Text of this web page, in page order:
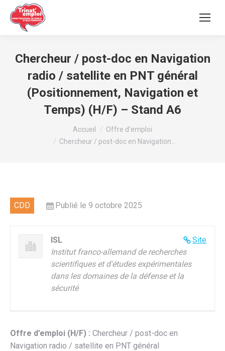
Chercheur / post-doc en Navigation
radio / satellite en PNT général
(Positionnement, Navigation et
Temps) (H/F) – Stand A6
Accueil
Offre d’emploi
Chercheur / post-doc en Navigation…
CDD Publié le 9 octobre 2025
Site
ISL
Institut franco-allemand de recherches
scientifiques et d'études expérimentales
dans les domaines de la défense et la
sécurité
Offre d’emploi (H/F) : Chercheur / post-doc en
Navigation radio / satellite en PNT général